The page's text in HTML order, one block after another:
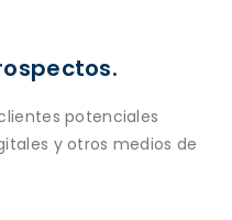
potenciales
y otros medios de